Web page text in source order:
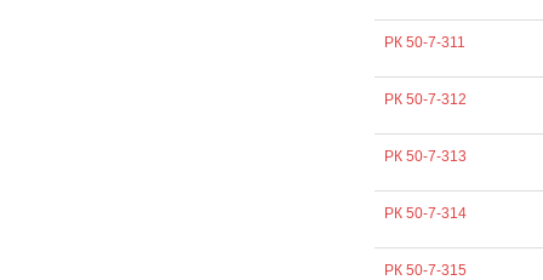
РК 50-7-311
РК 50-7-312
РК 50-7-313
РК 50-7-314
РК 50-7-315